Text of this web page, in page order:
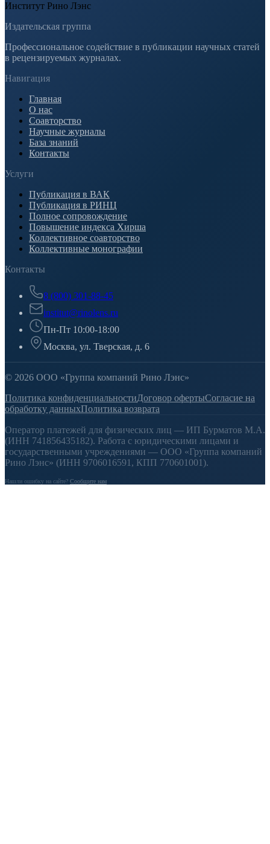
Институт Рино Лэнс
Издательская группа
Профессиональное содействие в публикации научных статей
в рецензируемых журналах.
Навигация
Главная
О нас
Соавторство
Научные журналы
База знаний
Контакты
Услуги
Публикация в ВАК
Публикация в РИНЦ
Полное сопровождение
Повышение индекса Хирша
Коллективное соавторство
Коллективные монографии
Контакты
8 (800) 301-88-45
institut@rinolens.ru
Пн-Пт 10:00-18:00
Москва, ул. Тверская, д. 6
© 2026 ООО «Группа компаний Рино Лэнс»
Политика конфиденциальностиДоговор офертыСогласие на
обработку данныхПолитика возврата
Оператор платежей для физических лиц — ИП Бурматов М.А.
(ИНН 741856435182). Работа с юридическими лицами и
государственными учреждениями — ООО «Группа компаний
Рино Лэнс» (ИНН 9706016591, КПП 770601001).
Нашли ошибку на сайте? Сообщите нам